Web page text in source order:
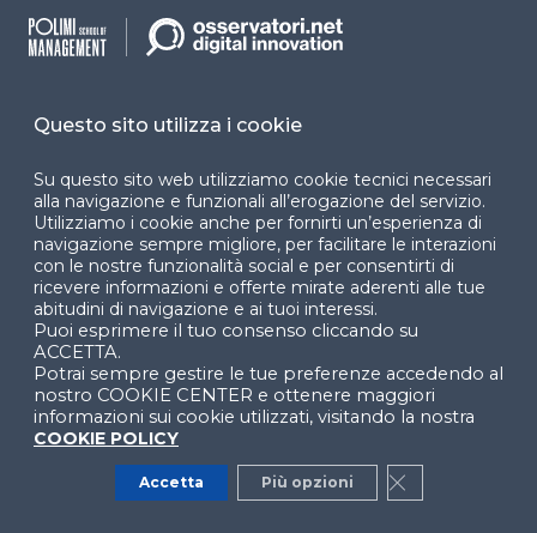
del+6%rispetto all’anno precedente, superando i
Abbigliamento
Si tratta di un comparto tra i più rilevanti e maturi
dell’eCommerce di prodotto, tanto che il settore
presenta un’incidenza dell’online pari al 18% della
spesatotale. L’Abbigliamento fa riferimento
all’acquisto online di prodotti “mass market”, lusso e
sportivi. Nel 2025, la l’eCommerce
dell’Abbigliamento cresce del
valore di6,2 miliardi di euro , con uno scontrino
medio di 114 euro.
Food&Grocery
Questo sito utilizza i cookie
Su questo sito web utilizziamo cookie tecnici necessari
alla navigazione e funzionali all’erogazione del servizio.
Utilizziamo i cookie anche per fornirti un’esperienza di
navigazione sempre migliore, per facilitare le interazioni
con le nostre funzionalità social e per consentirti di
ricevere informazioni e offerte mirate aderenti alle tue
abitudini di navigazione e ai tuoi interessi.
Puoi esprimere il tuo consenso cliccando su
ACCETTA.
Potrai sempre gestire le tue preferenze accedendo al
nostro COOKIE CENTER e ottenere maggiori
informazioni sui cookie utilizzati, visitando la nostra
COOKIE POLICY
Accetta Più opzioni Close GDPR